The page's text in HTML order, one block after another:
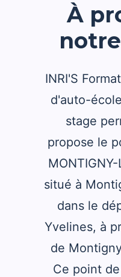
À
INRI'S
d'auto-
stage
propose le
MONTIGNY-
situé à
dans le
Yvelines, à
de
Ce point